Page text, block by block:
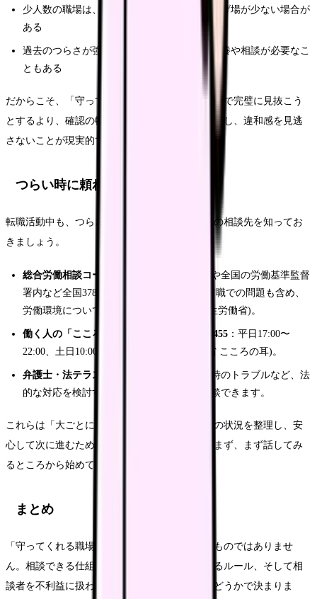
少人数の職場は、合わない相手がいた時の逃げ場が少ない場合が
ある
過去のつらさが強い場合、転職活動の前に休養や相談が必要なこ
ともある
だからこそ、「守ってくれる職場」を一度の面接で完璧に見抜こう
とするより、確認の軸を持って複数の職場を比較し、違和感を見逃
さないことが現実的です。
つらい時に頼れる相談先
転職活動中も、つらさを抱えている時は、社外の相談先を知ってお
きましょう。
総合労働相談コーナー
：各都道府県労働局や全国の労働基準監督
署内など全国378か所、無料・予約不要。前職での問題も含め、
労働環境について相談できます(Source: 厚生労働省)。
働く人の「こころの耳電話相談」0120-565-455 ：平日17:00〜
22:00、土日10:00〜16:00(Source: 厚生労働省 こころの耳)。
弁護士・法テラス
：前職での未払いや退職時のトラブルなど、法
的な対応を検討する段階なら、専門家へ相談できます。
これらは「大ごとにする」ためではなく、自分の状況を整理し、安
心して次に進むための入口です。一人で抱え込まず、まず話してみ
るところから始めてください。
まとめ
「守ってくれる職場」は、雰囲気や運で決まるものではありませ
ん。相談できる仕組み、記録する文化、対応するルール、そして相
談者を不利益に扱わない仕組みが整っているかどうかで決まりま